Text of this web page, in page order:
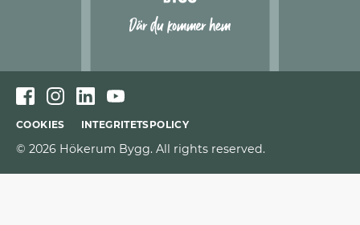
COOKIES INTEGRITETSPOLICY
© 2026 Hökerum Bygg. All rights reserved.